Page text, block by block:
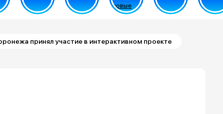
принял участие в интерактивном проекте